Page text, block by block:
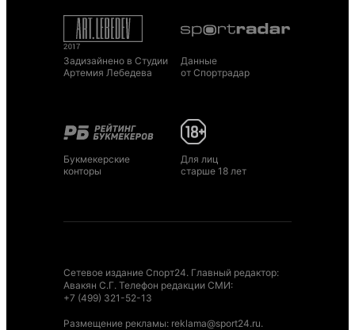
Задизайнено в Студии
Артемия Лебедева
Данные
от Спортрадар
Букмекерские
конторы
Для лиц
старше 18 лет
Сетевое издание Спорт24. Главный редактор:
Авакян С.Г. Телефон редакции СМИ:
+7 (499) 321-52-13
Размещение рекламы: reklama@sport24.ru.